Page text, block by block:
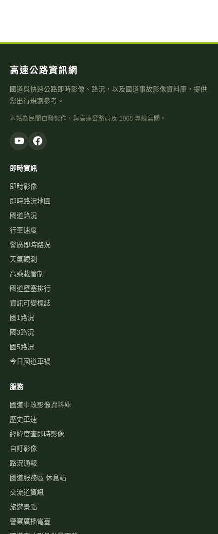
高速公路資訊網
國道與快速公路即時影像、路況，以及國道事故影像資料庫，提供
您出行規劃參考。
本站為民間自發製作，與高速公路局及 1968 專線無關。
即時資訊
即時影像
即時路況地圖
國道路況
行車速度
警廣即時路況
天氣觀測
高乘載管制
國道壅塞排行
資訊可變標誌
國1路況
國3路況
國5路況
今日國道車禍
服務
國道事故影像資料庫
歷史車速
經緯度查即時影像
自訂影像
路況通報
國道服務區 休息站
交流道資訊
旅遊景點
警察廣播電臺